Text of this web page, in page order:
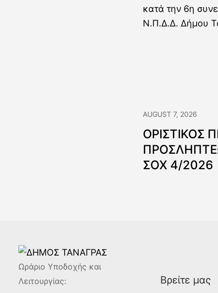
AUGUST 7, 2026
ΟΡΙΣΤΙΚΟΣ
ΣΟΧ 4/2026
Ωράριο Υποδοχής και
Λειτουργίας:
Βρείτε μας